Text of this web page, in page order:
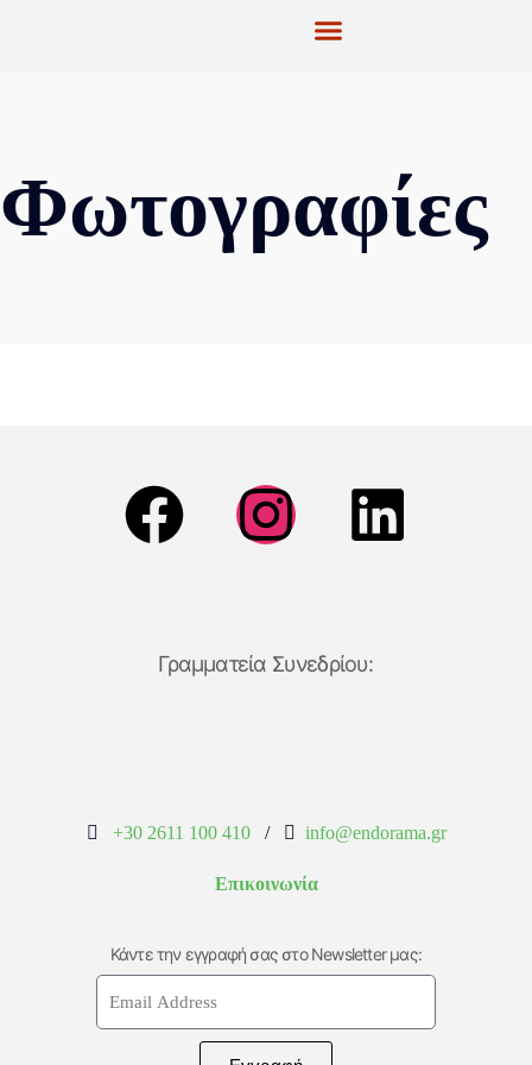
Φωτογραφίες
Γραμματεία Συνεδρίου:
+30 2611 100 410/ info@endorama.gr
Επικοινωνία
Κάντε την εγγραφή σας στο Newsletter μας: